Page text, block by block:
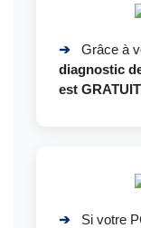
➔
Grâce à
diagnostic
est GRATUIT
➔ Si votre